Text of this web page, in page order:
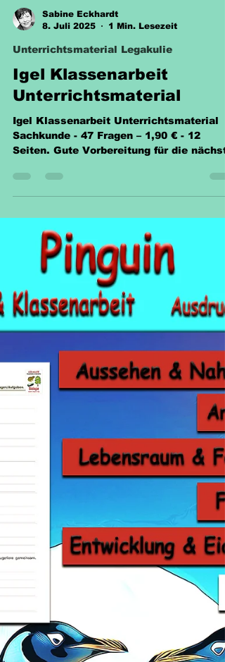
Sabine Eckhardt
8. Juli 2025
1 Min. Lesezeit
Unterrichtsmaterial Legakulie
Igel Klassenarbeit
Unterrichtsmaterial
Sachkunde - 47 Fragen – 1,90 € - 12
Seiten. Gute Vorbereitung für die
Klassenarbeit.